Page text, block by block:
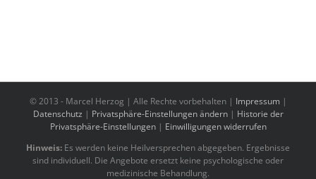
© 2013 - Marcel Herzog | Alle Rechte vorbehalten | Impressum |
Datenschutz | Privatsphäre-Einstellungen ändern| Historie der
Privatsphäre-Einstellungen| Einwilligungen widerrufen
Hinweis: Es werden keine Heilversprechen abgegeben. Ergebnisse
sind individuell. Die Angebote ersetzt keine psychologische oder
medizinische Behandlung.